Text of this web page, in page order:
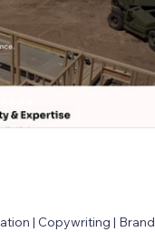
| Copywriting | Brand